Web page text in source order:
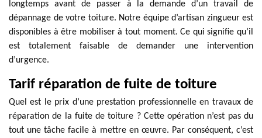
longtemps avant de passer à la demande d’un travail de
dépannage de votre toiture. Notre équipe d’artisan zingueur est
disponibles à être mobiliser à tout moment. Ce qui signifie qu’il
est totalement faisable de demander une intervention
d’urgence.
Tarif réparation de fuite de toiture
Quel est le prix d’une prestation professionnelle en travaux de
réparation de la fuite de toiture ? Cette opération n’est pas du
tout une tâche facile à mettre en œuvre. Par conséquent, c’est